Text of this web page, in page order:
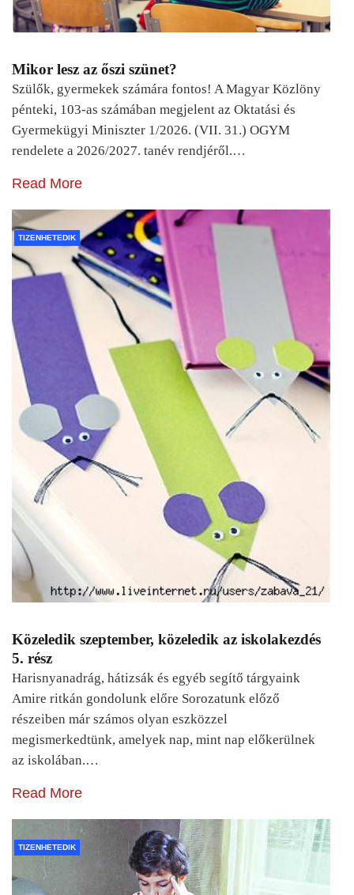
Mikor lesz az őszi szünet?
Szülők, gyermekek számára fontos! A Magyar Közlöny
pénteki, 103-as számában megjelent az Oktatási és
Gyermekügyi Miniszter 1/2026. (VII. 31.) OGYM
rendelete a 2026/2027. tanév rendjéről.…
Read More
TIZENHETEDIK
Közeledik szeptember, közeledik az iskolakezdés
5. rész
Harisnyanadrág, hátizsák és egyéb segítő tárgyaink
Amire ritkán gondolunk előre Sorozatunk előző
részeiben már számos olyan eszközzel
megismerkedtünk, amelyek nap, mint nap előkerülnek
az iskolában.…
Read More
TIZENHETEDIK